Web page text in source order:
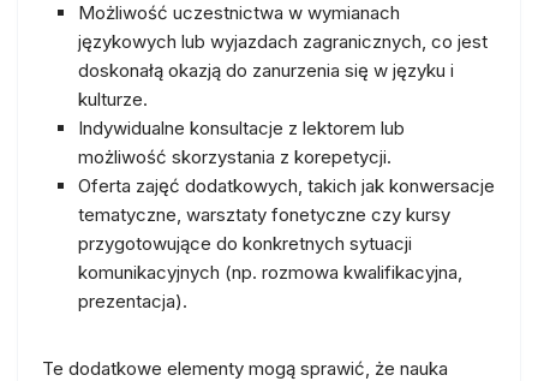
Możliwość uczestnictwa w wymianach
językowych lub wyjazdach zagranicznych, co jest
doskonałą okazją do zanurzenia się w języku i
kulturze.
Indywidualne konsultacje z lektorem lub
możliwość skorzystania z korepetycji.
Oferta zajęć dodatkowych, takich jak konwersacje
tematyczne, warsztaty fonetyczne czy kursy
przygotowujące do konkretnych sytuacji
komunikacyjnych (np. rozmowa kwalifikacyjna,
prezentacja).
Te dodatkowe elementy mogą sprawić, że nauka